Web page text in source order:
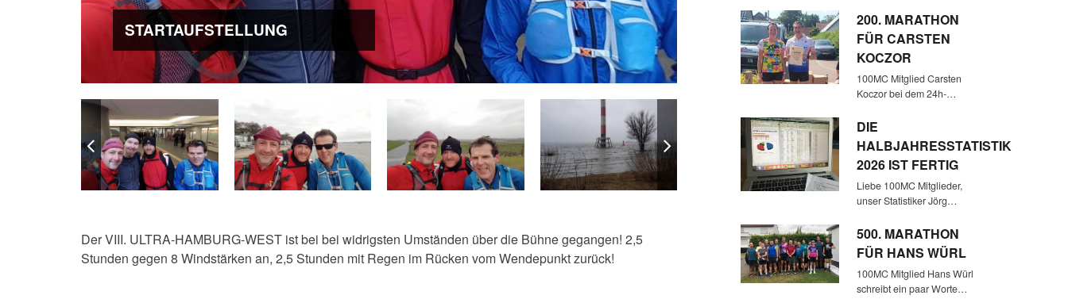
STARTAUFSTELLUNG
AUF DEM LEUCHTFEUER
STRANDWEG
Der VIII. ULTRA-HAMBURG-WEST ist bei bei widrigsten Umständen über die Bühne gegangen! 2,5
Stunden gegen 8 Windstärken an, 2,5 Stunden mit Regen im Rücken vom Wendepunkt zurück!
200. MARATHON
FÜR CARSTEN
KOCZOR
100MC Mitglied Carsten
Koczor bei dem 24h-…
DIE
HALBJAHRESSTATISTIK
2026 IST FERTIG
Liebe 100MC Mitglieder,
unser Statistiker Jörg…
500. MARATHON
FÜR HANS WÜRL
100MC Mitglied Hans Würl
schreibt ein paar Worte…